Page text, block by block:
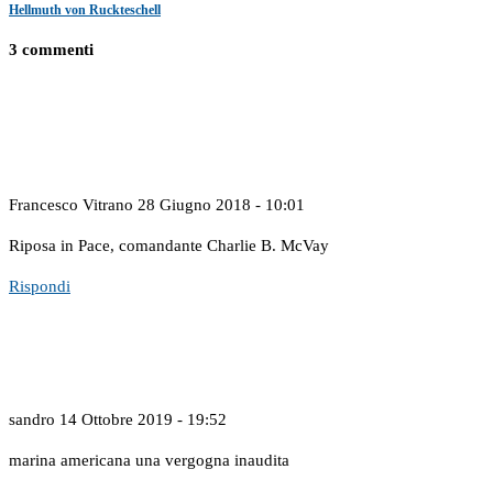
Hellmuth von Ruckteschell
3 commenti
Francesco Vitrano 28 Giugno 2018 - 10:01
Riposa in Pace, comandante Charlie B. McVay
Rispondi
sandro 14 Ottobre 2019 - 19:52
marina americana una vergogna inaudita